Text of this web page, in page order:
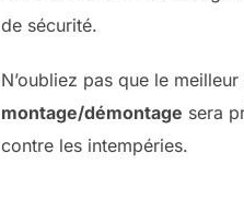
de sécurité.
N’oubliez pas que le meilleur
montage/démontage sera
contre les intempéries.